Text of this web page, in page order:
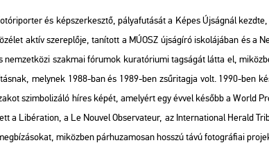
és kép­szer­kesz­tő, pá­lya­fu­tá­sát a Képes Újságnál
aktív sze­rep­lő­je, ta­ní­tott a MÚOSZ új­ság­író is­ko­lá­já­ban és a
nem­zet­kö­zi szak­mai fó­ru­mok ku­ra­tó­ri­u­mi tag­sá­gát látta el,
mely­nek 1988-ban és 1989-ben zsű­ri­tag­ja volt. 1990-ben
szim­bo­li­zá­ló híres képét, ame­lyért egy évvel ké­sőbb a World
a Li­bé­r­ati­on, a Le No­u­vel Ob­ser­va­teur, az In­ter­na­ti­o­nal He­rald
mi­köz­ben pár­hu­za­mo­san hosszú távú fo­tog­rá­fi­ai